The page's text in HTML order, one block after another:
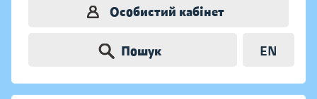
Особистий кабінет
Пошук EN